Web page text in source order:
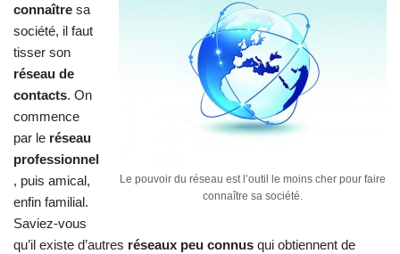
Le pouvoir du réseau est l’outil le moins cher pour faire
connaître sa société.
connaître sa
société, il faut
tisser son
réseau de
contacts. On
commence
par le réseau
professionnel
, puis amical,
enfin familial.
Saviez-vous
qu’il existe d’autres réseaux peu connus qui obtiennent de